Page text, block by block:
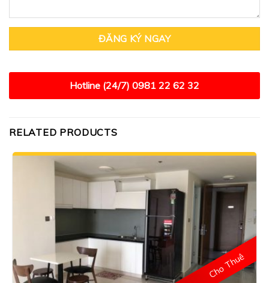
Hotline (24/7) 0981 22 62 32
RELATED PRODUCTS
Cho Thuê